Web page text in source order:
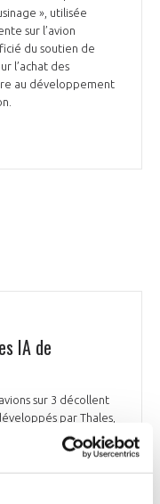
», utilisée
sur l’avion
du soutien de
l’achat des
au développement
IA de
sur 3 décollent
par Thales,
compromettre la
un enjeu : « Nous
systèmes qui s'auto-